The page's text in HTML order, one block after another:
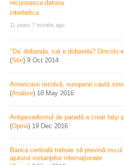
11 years 7 months ago
"Da’ dobanda, cat e dobanda? Dincolo
(Stiri) 9 Oct 2014
Americanii rezolvă, europenii caută
(Analize) 18 May 2016
Antipesedismul de paradă a creat falşi
(Opinii) 19 Dec 2016
Banca centrală trebuie să prevină
ajutorul instanţelor internaţionale